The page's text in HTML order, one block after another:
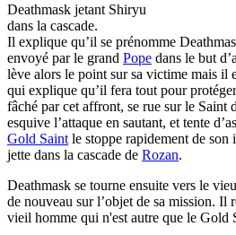
Deathmask jetant Shiryu
dans la cascade.
Il explique qu’il se prénomme
envoyé par le grand Pope dans le but
lève alors le point sur sa victime mais il
qui explique qu’il fera tout pour
fâché par cet affront, se rue sur le
esquive l’attaque en sautant, et tente
Gold Saint le stoppe rapidement de
jette dans la cascade de Rozan.
Deathmask se tourne ensuite vers le
de nouveau sur l’objet de sa mission. Il
vieil homme qui n'est autre que le Gold